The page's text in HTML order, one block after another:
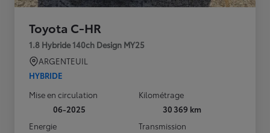
Toyota C-HR
1.8 Hybride 140ch Design MY25
ARGENTEUIL
HYBRIDE
Mise en circulation
06-2025
Kilométrage
30 369 km
Energie
Transmission